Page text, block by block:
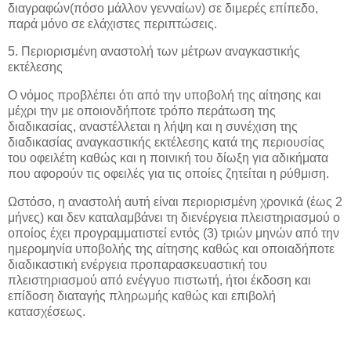
διαγραφών(πόσο μάλλον γενναίων) σε διμερές επίπεδο,
παρά μόνο σε ελάχιστες περιπτώσεις.
5. Περιορισμένη αναστολή των μέτρων αναγκαστικής
εκτέλεσης
Ο νόμος προβλέπει ότι από την υποβολή της αίτησης και
μέχρι την με οποιονδήποτε τρόπο περάτωση της
διαδικασίας, αναστέλλεται η λήψη και η συνέχιση της
διαδικασίας αναγκαστικής εκτέλεσης κατά της περιουσίας
του οφειλέτη καθώς και η ποινική του δίωξη για αδικήματα
που αφορούν τις οφειλές για τις οποίες ζητείται η ρύθμιση.
Ωστόσο, η αναστολή αυτή είναι περιορισμένη χρονικά (έως 2
μήνες) και δεν καταλαμβάνει τη διενέργεια πλειστηριασμού ο
οποίος έχει προγραμματιστεί εντός (3) τριών μηνών από την
ημερομηνία υποβολής της αίτησης καθώς και οποιαδήποτε
διαδικαστική ενέργεια προπαρασκευαστική του
πλειστηριασμού από ενέγγυο πιστωτή, ήτοι έκδοση και
επίδοση διαταγής πληρωμής καθώς και επιβολή
κατασχέσεως.